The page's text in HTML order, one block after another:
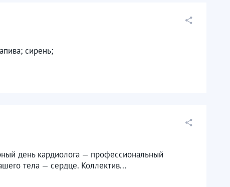
сирень;
день кардиолога — профессиональный
тела — сердце. Коллектив...